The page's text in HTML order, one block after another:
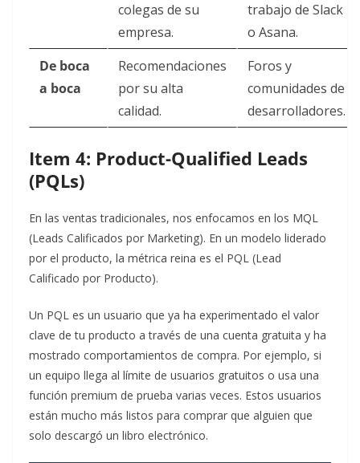
colegas de su
empresa.
trabajo de Slack
o Asana.
De boca
a boca
Recomendaciones
por su alta
calidad.
Foros y
comunidades de
desarrolladores.
Item 4: Product-Qualified Leads
(PQLs)
En las ventas tradicionales, nos enfocamos en los MQL
(Leads Calificados por Marketing). En un modelo liderado
por el producto, la métrica reina es el PQL (Lead
Calificado por Producto).
Un PQL es un usuario que ya ha experimentado el valor
clave de tu producto a través de una cuenta gratuita y ha
mostrado comportamientos de compra. Por ejemplo, si
un equipo llega al límite de usuarios gratuitos o usa una
función premium de prueba varias veces. Estos usuarios
están mucho más listos para comprar que alguien que
solo descargó un libro electrónico.